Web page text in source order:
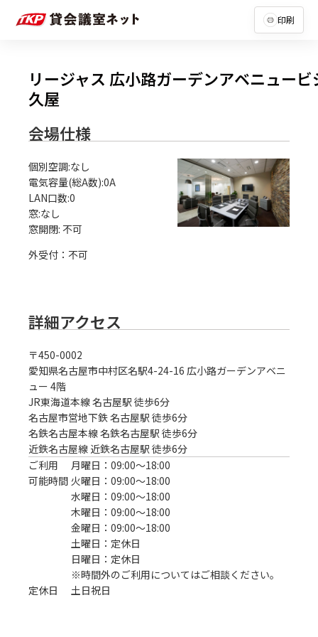
印刷
リージャス 広小路ガーデンアベニュー
久屋
会場仕様
個別空調:なし
電気容量(総A数):0A
LAN口数:0
窓:なし
外受付：不可
詳細アクセス
〒450-0002
愛知県名古屋市中村区名駅4-24-16 広小路ガーデンアベニ
ュー 4階
JR東海道本線 名古屋駅 徒歩6分
名古屋市営地下鉄 名古屋駅 徒歩6分
名鉄名古屋本線 名鉄名古屋駅 徒歩6分
近鉄名古屋線 近鉄名古屋駅 徒歩6分
ご利用
可能時間
月曜日：09:00〜18:00
火曜日：09:00〜18:00
水曜日：09:00〜18:00
木曜日：09:00〜18:00
金曜日：09:00〜18:00
土曜日：定休日
日曜日：定休日
※時間外のご利用についてはご相談ください。
定休日
土日祝日